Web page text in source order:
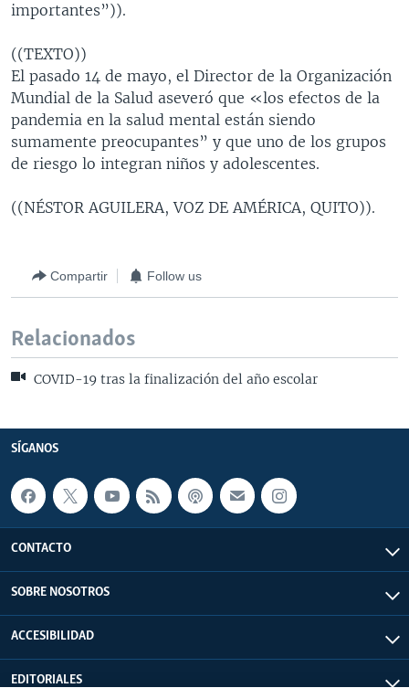
importantes”)).
((TEXTO))
El pasado 14 de mayo, el Director de la Organización
Mundial de la Salud aseveró que «los efectos de la
pandemia en la salud mental están siendo
sumamente preocupantes” y que uno de los grupos
de riesgo lo integran niños y adolescentes.
((NÉSTOR AGUILERA, VOZ DE AMÉRICA, QUITO)).
Compartir Follow us
Relacionados
COVID-19 tras la finalización del año escolar
SÍGANOS
CONTACTO
SOBRE NOSOTROS
ACCESIBILIDAD
EDITORIALES